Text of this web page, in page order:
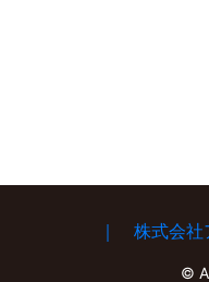
｜ 株式会社
©